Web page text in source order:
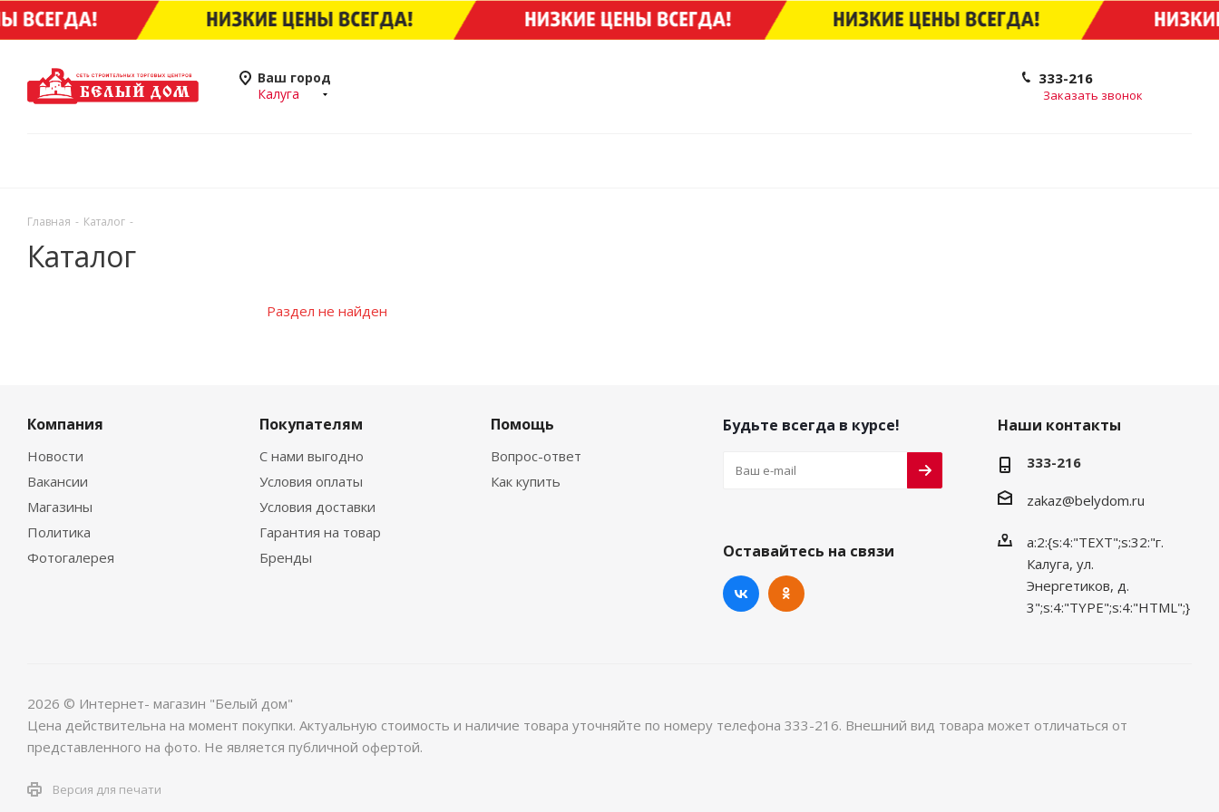
Ваш город
Калуга
333-216
Заказать звонок
Главная - Каталог -
Каталог
Раздел не найден
Компания
Новости
Вакансии
Магазины
Политика
Фотогалерея
Покупателям
С нами выгодно
Условия оплаты
Условия доставки
Гарантия на товар
Бренды
Помощь
Вопрос-ответ
Как купить
Будьте всегда в курсе!
Оставайтесь на связи
Наши контакты
333-216
zakaz@belydom.ru
a:2:{s:4:"TEXT";s:32:"г.
Калуга, ул.
Энергетиков, д.
3";s:4:"TYPE";s:4:"HTML";}
2026 © Интернет- магазин "Белый дом"
Цена действительна на момент покупки. Актуальную стоимость и наличие товара уточняйте по номеру телефона 333-216. Внешний вид товара может отличаться от
представленного на фото. Не является публичной офертой.
Версия для печати